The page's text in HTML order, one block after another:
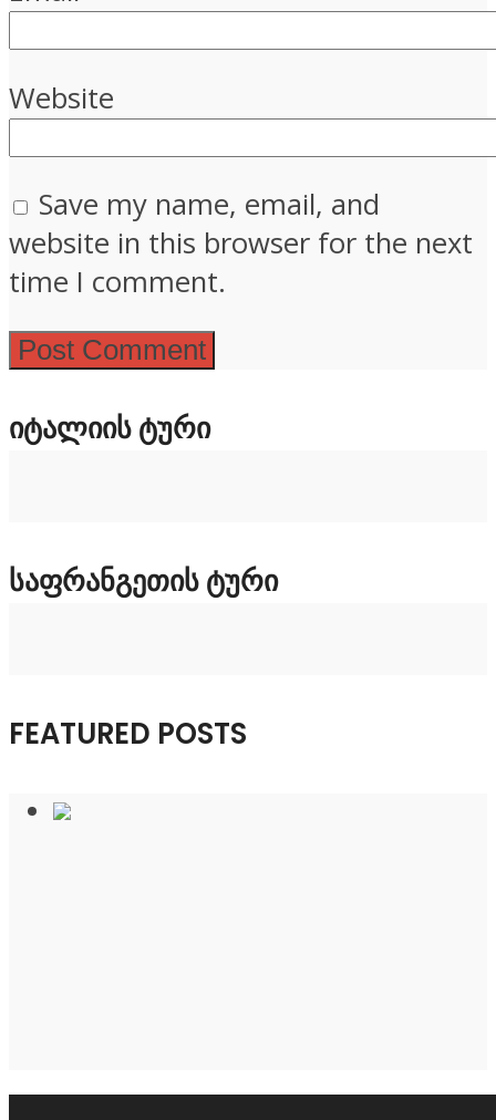
Website
Save my name, email, and
website in this browser for the next
time I comment.
ᲘᲢᲐᲚᲘᲘᲡ ᲢᲣᲠᲘ
ᲡᲐᲤᲠᲐᲜᲒᲔᲗᲘᲡ ᲢᲣᲠᲘ
FEATURED POSTS